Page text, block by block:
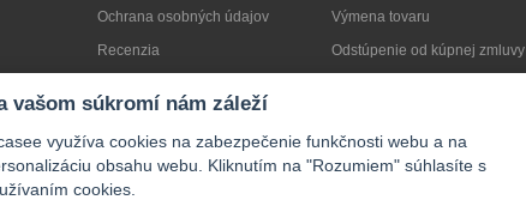
Ochrana osobných údajov
Recenzia
Výmena tovaru
Odstúpenie od kúpnej zmluvy
vašom súkromí nám záleží
využíva cookies na zabezpečenie funkčnosti webu a na
obsahu webu. Kliknutím na "Rozumiem" súhlasíte s
cookies.